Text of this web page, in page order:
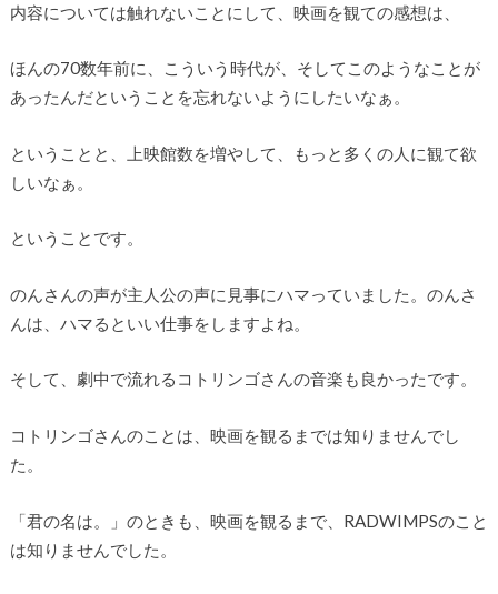
内容については触れないことにして、映画を観ての感想は、
ほんの70数年前に、こういう時代が、そしてこのようなことが
あったんだということを忘れないようにしたいなぁ。
ということと、上映館数を増やして、もっと多くの人に観て欲
しいなぁ。
ということです。
のんさんの声が主人公の声に見事にハマっていました。のんさ
んは、ハマるといい仕事をしますよね。
そして、劇中で流れるコトリンゴさんの音楽も良かったです。
コトリンゴさんのことは、映画を観るまでは知りませんでし
た。
「君の名は。」のときも、映画を観るまで、RADWIMPSのこと
は知りませんでした。